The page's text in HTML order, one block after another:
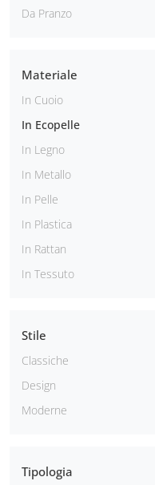
Da Pranzo
Materiale
In Cuoio
In Ecopelle
In Legno
In Metallo
In Pelle
In Plastica
In Rattan
In Tessuto
Stile
Classiche
Design
Moderne
Tipologia